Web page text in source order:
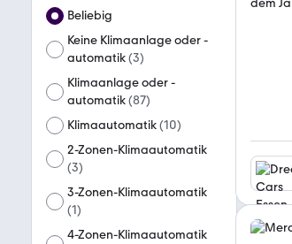
Beliebig
Keine Klimaanlage oder -
automatik(3)
Klimaanlage oder -
automatik(87)
Klimaautomatik(10)
2-Zonen-Klimaautomatik
(3)
3-Zonen-Klimaautomatik
(1)
4-Zonen-Klimaautomatik